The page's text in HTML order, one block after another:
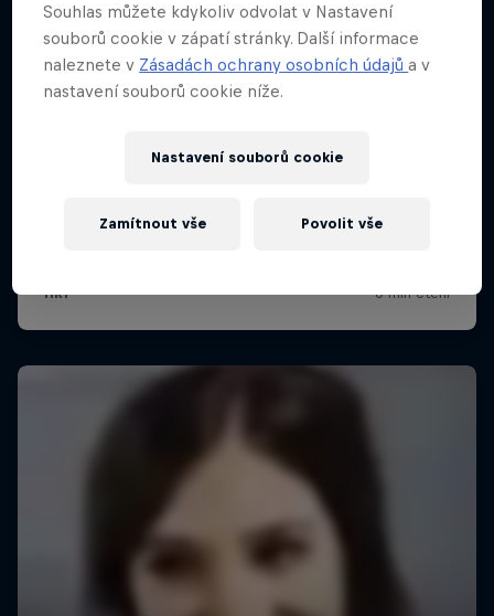
Souhlas můžete kdykoliv odvolat v Nastavení
souborů cookie v zápatí stránky. Další informace
naleznete v Zásadách ochrany osobních údajůa v
nastavení souborů cookie níže.
Nastavení souborů cookie
Zamítnout vše Povolit vše